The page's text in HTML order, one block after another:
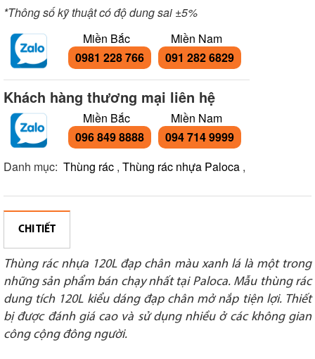
*Thông số kỹ thuật có độ dung sai ±5%
Miền Bắc
0981 228 766
Miền Nam
091 282 6829
Khách hàng thương mại liên hệ
Miền Bắc
096 849 8888
Miền Nam
094 714 9999
Danh mục: Thùng rác , Thùng rác nhựa Paloca ,
CHI TIẾT
Thùng rác nhựa 120L đạp chân màu xanh lá là một trong
những sản phẩm bán chạy nhất tại Paloca. Mẫu thùng rác
dung tích 120L kiểu dáng đạp chân mở nắp tiện lợi. Thiết
bị được đánh giá cao và sử dụng nhiều ở các không gian
công cộng đông người.